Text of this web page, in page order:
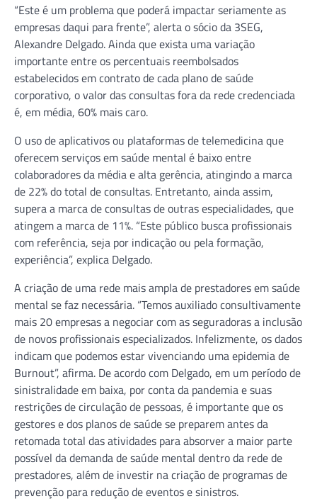
“Este é um problema que poderá impactar seriamente as
empresas daqui para frente”, alerta o sócio da 3SEG,
Alexandre Delgado. Ainda que exista uma variação
importante entre os percentuais reembolsados
estabelecidos em contrato de cada plano de saúde
corporativo, o valor das consultas fora da rede credenciada
é, em média, 60% mais caro.
O uso de aplicativos ou plataformas de telemedicina que
oferecem serviços em saúde mental é baixo entre
colaboradores da média e alta gerência, atingindo a marca
de 22% do total de consultas. Entretanto, ainda assim,
supera a marca de consultas de outras especialidades, que
atingem a marca de 11%. “Este público busca profissionais
com referência, seja por indicação ou pela formação,
experiência”, explica Delgado.
A criação de uma rede mais ampla de prestadores em saúde
mental se faz necessária. “Temos auxiliado consultivamente
mais 20 empresas a negociar com as seguradoras a inclusão
de novos profissionais especializados. Infelizmente, os dados
indicam que podemos estar vivenciando uma epidemia de
Burnout”, afirma. De acordo com Delgado, em um período de
sinistralidade em baixa, por conta da pandemia e suas
restrições de circulação de pessoas, é importante que os
gestores e dos planos de saúde se preparem antes da
retomada total das atividades para absorver a maior parte
possível da demanda de saúde mental dentro da rede de
prestadores, além de investir na criação de programas de
prevenção para redução de eventos e sinistros.